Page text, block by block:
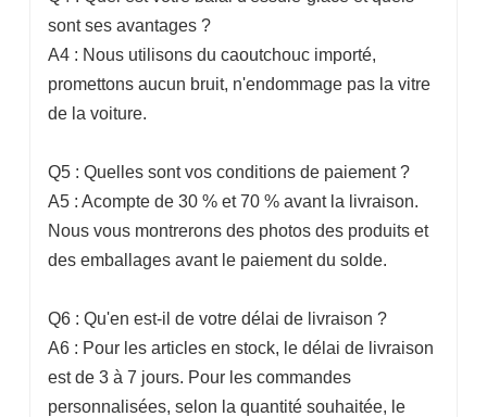
sont ses avantages ?
A4 : Nous utilisons du caoutchouc importé,
promettons aucun bruit, n'endommage pas la vitre
de la voiture.
Q5 : Quelles sont vos conditions de paiement ?
A5 : Acompte de 30 % et 70 % avant la livraison.
Nous vous montrerons des photos des produits et
des emballages avant le paiement du solde.
Q6 : Qu'en est-il de votre délai de livraison ?
A6 : Pour les articles en stock, le délai de livraison
est de 3 à 7 jours. Pour les commandes
personnalisées, selon la quantité souhaitée, le